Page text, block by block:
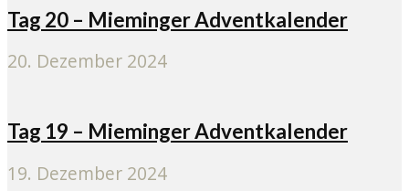
Tag 20 – Mieminger Adventkalender
20. Dezember 2024
Tag 19 – Mieminger Adventkalender
19. Dezember 2024